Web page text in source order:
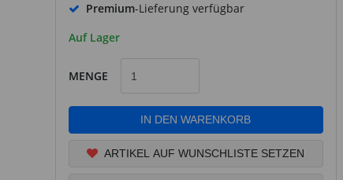
Premium-Lieferung verfügbar
Auf Lager
MENGE
IN DEN WARENKORB
ARTIKEL AUF WUNSCHLISTE SETZEN